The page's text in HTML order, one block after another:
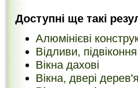
Доступні ще такі
Алюмінієві
Відливи, підвіконня
Вікна дахові
Вікна, двері